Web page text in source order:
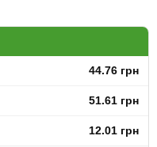
44.76 грн
51.61 грн
12.01 грн